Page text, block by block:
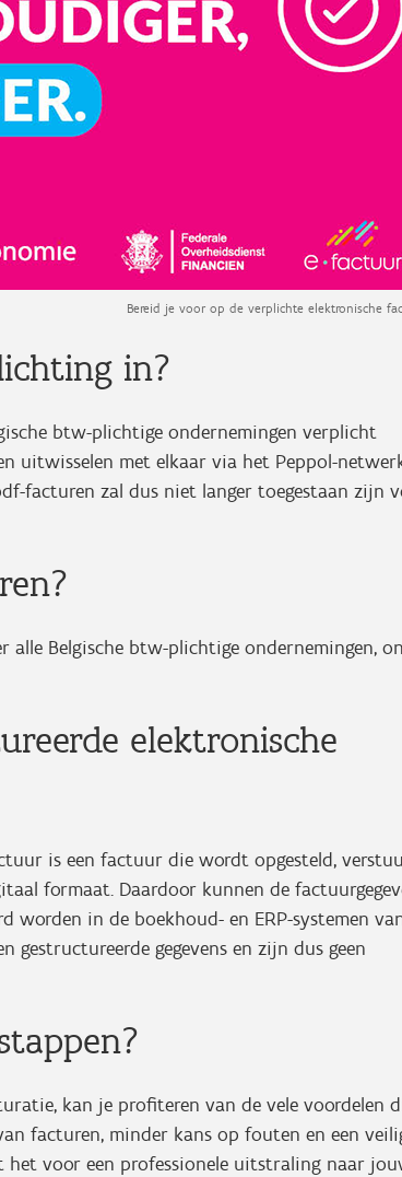
Bereid je voor op de verplichte elektronische
in?
btw-plichtige ondernemingen verplicht
uitwisselen met elkaar via het Peppol-
facturen zal dus niet langer toegestaan zijn
alle Belgische btw-plichtige ondernemingen,
elektronische
is een factuur die wordt opgesteld,
formaat. Daardoor kunnen de
worden in de boekhoud- en ERP-systemen
gestructureerde gegevens en zijn dus geen
kan je profiteren van de vele voordelen
facturen, minder kans op fouten en een
het voor een professionele uitstraling naar